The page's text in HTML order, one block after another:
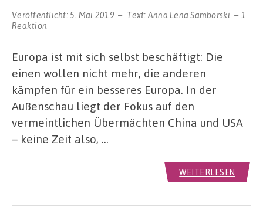
Veröffentlicht:5. Mai 2019 Text: Anna Lena Samborski
1
Reaktion
Europa ist mit sich selbst beschäftigt: Die
einen wollen nicht mehr, die anderen
kämpfen für ein besseres Europa. In der
Außenschau liegt der Fokus auf den
vermeintlichen Übermächten China und USA
– keine Zeit also, …
WEITERLESEN